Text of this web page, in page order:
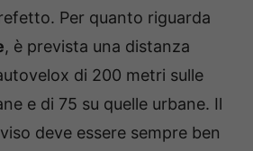
Per quanto riguarda
, è prevista una distanza
di 200 metri sulle
e di 75 su quelle urbane. Il
deve essere sempre ben